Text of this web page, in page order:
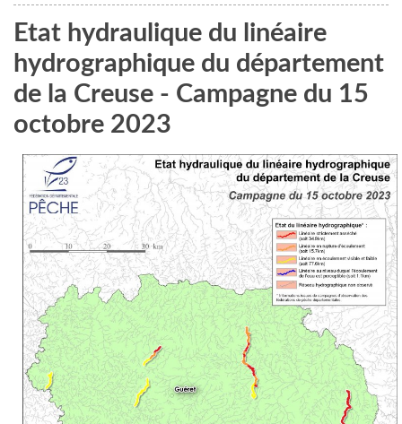
Etat hydraulique du linéaire
hydrographique du département
de la Creuse - Campagne du 15
octobre 2023